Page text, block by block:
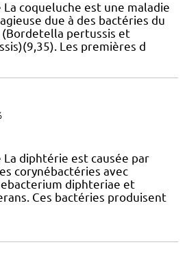
coqueluche est une maladie
due à des bactéries du
pertussis et
Les premières d
diphtérie est causée par
corynébactéries avec
diphteriae et
Ces bactéries produisent